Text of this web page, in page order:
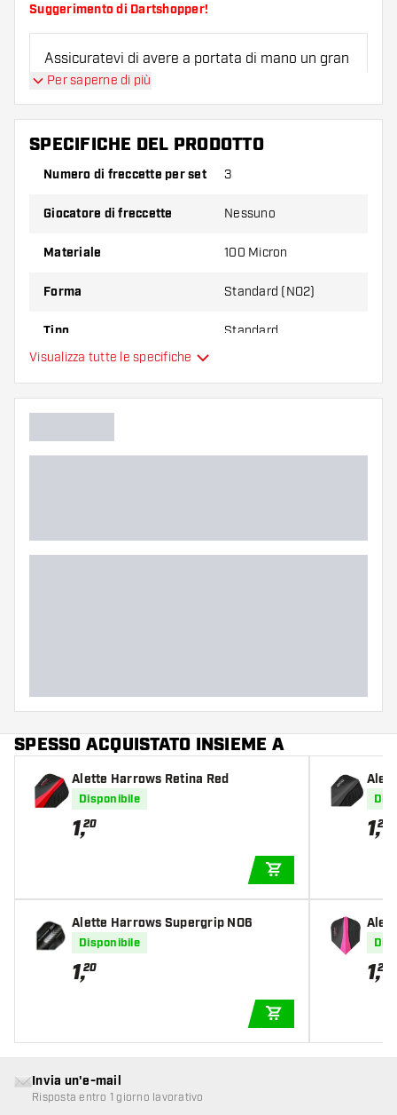
Suggerimento di Dartshopper!
Assicuratevi di avere a portata di mano un gran
numero di alette e di astine. Questi possono
danneggiarsi o rompersi con l'uso.
Provate una forma, un materiale o uno
spessore diverso di alette per scoprire quale
Per saperne di più
SPECIFICHE DEL PRODOTTO
Numero di freccette per set 3
Giocatore di freccette Nessuno
Materiale 100 Micron
Forma Standard (NO2)
Tipo Standard
Colore principale
Visualizza tutte le specifiche
SPESSO ACQUISTATO INSIEME A
Alette Harrows Retina Red
Disponibile
1,20
Alette Harrows Supergrip NO6
Disponibile
1,20
1,20
1,20
Invia un'e-mail
Risposta entro 1 giorno lavorativo